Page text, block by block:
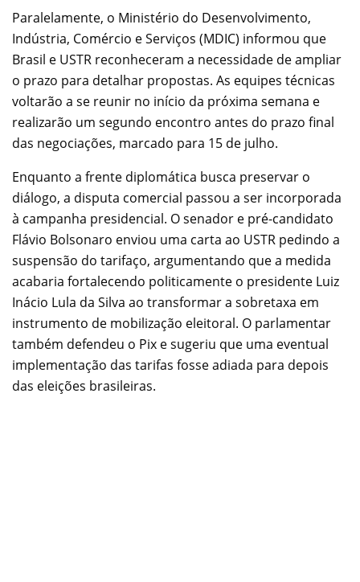
Paralelamente, o Ministério do Desenvolvimento,
Indústria, Comércio e Serviços (MDIC) informou que
Brasil e USTR reconheceram a necessidade de ampliar
o prazo para detalhar propostas. As equipes técnicas
voltarão a se reunir no início da próxima semana e
realizarão um segundo encontro antes do prazo final
das negociações, marcado para 15 de julho.
Enquanto a frente diplomática busca preservar o
diálogo, a disputa comercial passou a ser incorporada
à campanha presidencial. O senador e pré-candidato
Flávio Bolsonaro enviou uma carta ao USTR pedindo a
suspensão do tarifaço, argumentando que a medida
acabaria fortalecendo politicamente o presidente Luiz
Inácio Lula da Silva ao transformar a sobretaxa em
instrumento de mobilização eleitoral. O parlamentar
também defendeu o Pix e sugeriu que uma eventual
implementação das tarifas fosse adiada para depois
das eleições brasileiras.